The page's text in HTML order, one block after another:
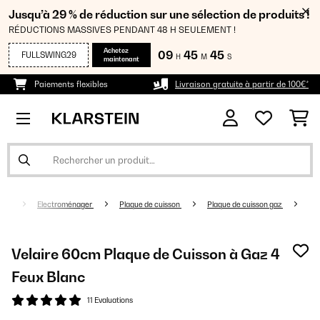
Jusqu’à 29 % de réduction sur une sélection de produits !
RÉDUCTIONS MASSIVES PENDANT 48 H SEULEMENT !
FULLSWING29
Achetez
maintenant
09 H 45 M 44 S
Paiements flexibles Livraison gratuite à partir de 100€*
Electroménager Plaque de cuisson Plaque de cuisson gaz
Velaire 60cm Plaque de Cuisson à Gaz 4
Feux Blanc
11 Evaluations